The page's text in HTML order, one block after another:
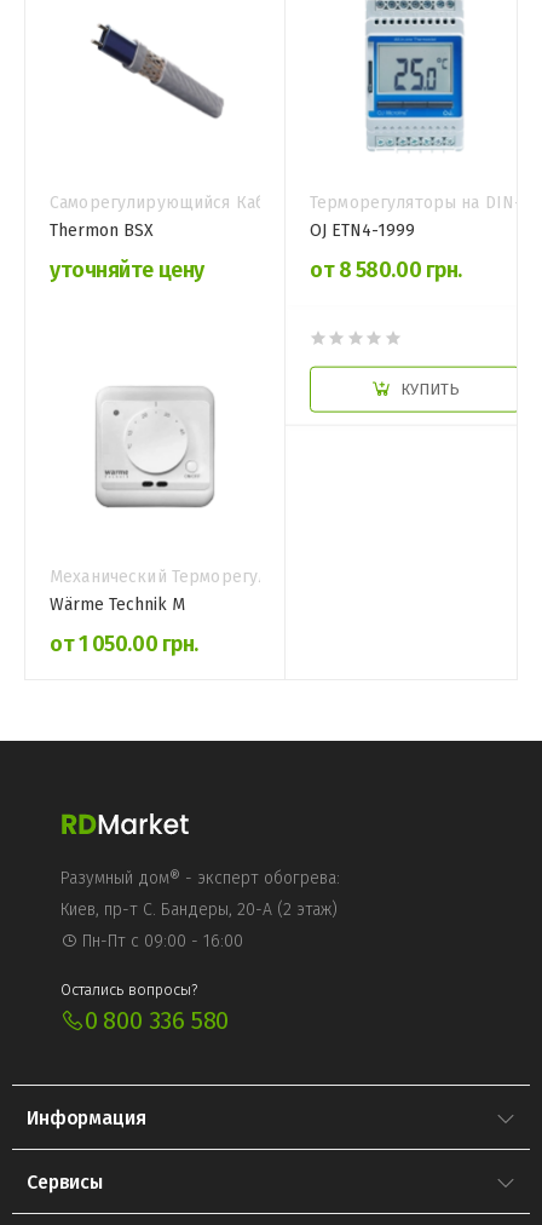
Саморегулирующийся Кабель
Thermon BSX
уточняйте цену
КУПИТЬ
Терморегуляторы на DIN-
OJ ETN4-1999
от 8 580.00 грн.
КУПИТЬ
Механический Терморегулятор
Wärme Technik M
от 1 050.00 грн.
Разумный дом® - эксперт обогрева:
Киев, пр-т С. Бандеры, 20-А (2 этаж)
Пн-Пт с 09:00 - 16:00
Остались вопросы?
0 800 336 580
Информация
Сервисы